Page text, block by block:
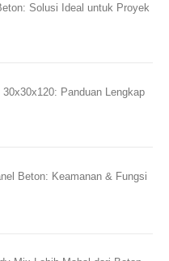
Solusi Ideal untuk Proyek
Panduan Lengkap
Beton: Keamanan & Fungsi